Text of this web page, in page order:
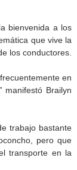
bienvenida a los
que vive la
los conductores.
en
manifestó Brailyn
trabajo bastante
pero que
transporte en la